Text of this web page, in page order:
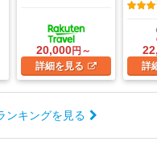
20,000円～
詳細を見る 詳
ンキングを見る